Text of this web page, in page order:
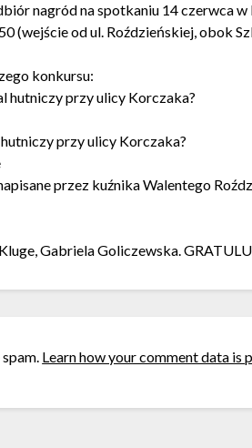
nagród na spotkaniu 14 czerwca
(wejście od ul. Roździeńskiej, obok
konkursu:
hutniczy przy ulicy Korczaka?
przy ulicy Korczaka?
przez kuźnika Walentego
Gabriela Goliczewska.
Learn how your comment data is